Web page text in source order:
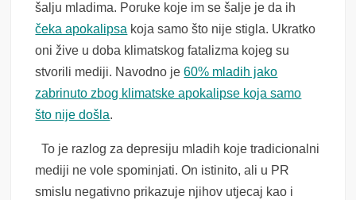
šalju mladima. Poruke koje im se šalje je da ih
čeka apokalipsa koja samo što nije stigla. Ukratko
oni žive u doba klimatskog fatalizma kojeg su
stvorili mediji. Navodno je60% mladih jako
zabrinuto zbog klimatske apokalipse koja samo
što nije došla.
To je razlog za depresiju mladih koje tradicionalni
mediji ne vole spominjati. On istinito, ali u PR
smislu negativno prikazuje njihov utjecaj kao i